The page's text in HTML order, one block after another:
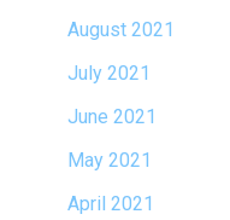
August 2021
July 2021
June 2021
May 2021
April 2021